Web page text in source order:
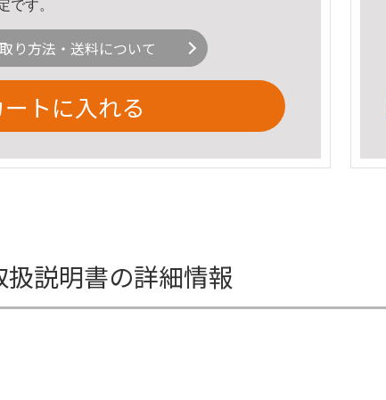
です。
り方法・送料について
ートに入れる
説明書の詳細情報